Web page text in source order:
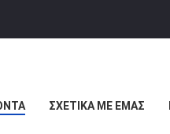
ΣΧΕΤΙΚΆ ΜΕ ΕΜΆΣ